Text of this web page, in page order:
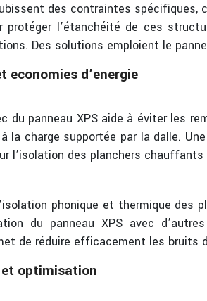
des contraintes spécifiques,
protéger l’étanchéité de ces
Des solutions emploient le
d’energie
du panneau XPS aide à éviter les
la charge supportée par la dalle.
l’isolation des planchers
phonique et thermique
du panneau XPS avec
de réduire efficacement les
optimisation